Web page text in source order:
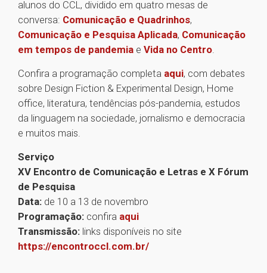
alunos do CCL, dividido em quatro mesas de
conversa: Comunicação e Quadrinhos,
Comunicação e Pesquisa Aplicada, Comunicação
em tempos de pandemia e Vida no Centro.
Confira a programação completa aqui, com debates
sobre Design Fiction & Experimental Design, Home
office, literatura, tendências pós-pandemia, estudos
da linguagem na sociedade, jornalismo e democracia
e muitos mais.
Serviço
XV Encontro de Comunicação e Letras e X Fórum
de Pesquisa
Data: de 10 a 13 de novembro
Programação: confira aqui
Transmissão: links disponíveis no site
https://encontroccl.com.br/